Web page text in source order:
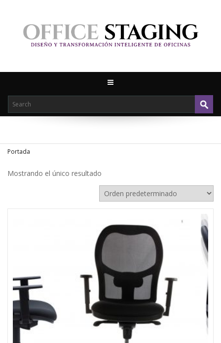
Portada
Mostrando el único resultado